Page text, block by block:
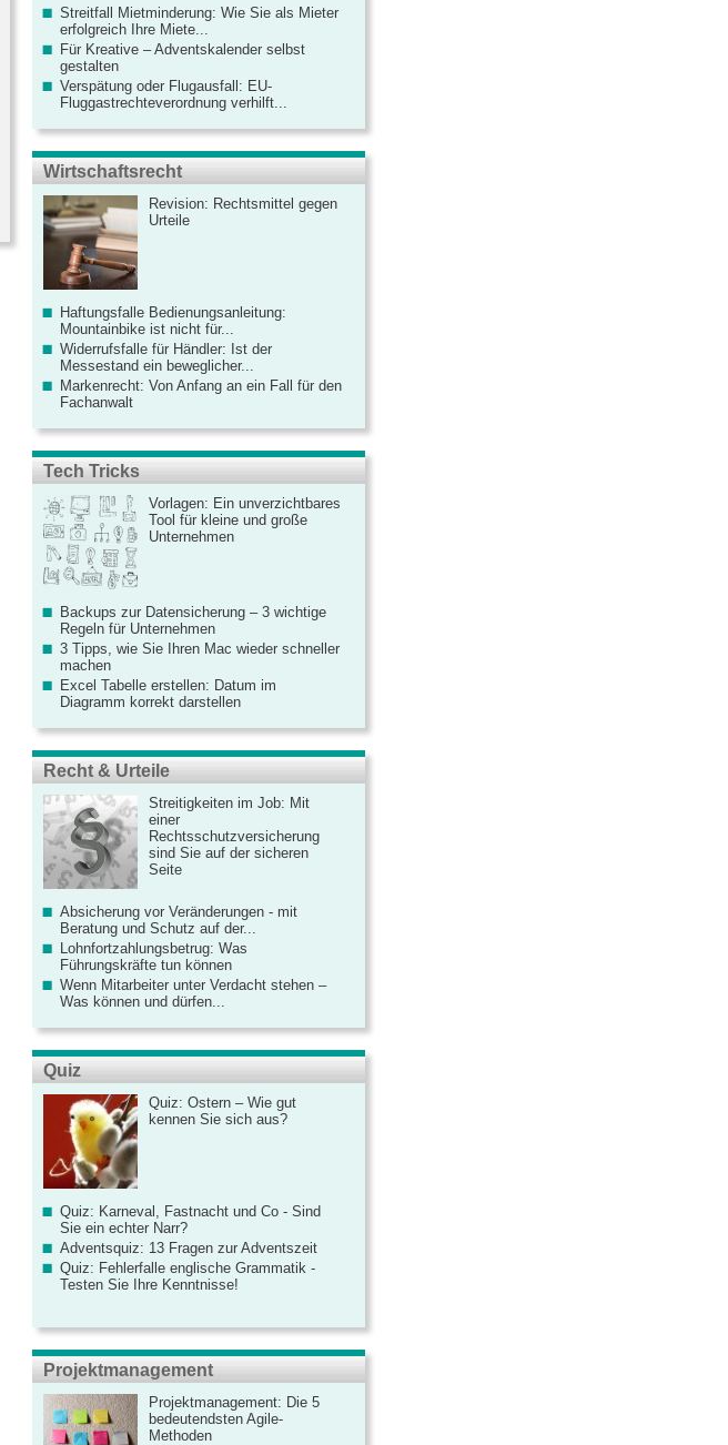
Streitfall Mietminderung: Wie Sie als Mieter
erfolgreich Ihre Miete...
Für Kreative – Adventskalender selbst
gestalten
Verspätung oder Flugausfall: EU-
Fluggastrechteverordnung verhilft...
Wirtschaftsrecht
Revision: Rechtsmittel gegen
Urteile
Haftungsfalle Bedienungsanleitung:
Mountainbike ist nicht für...
Widerrufsfalle für Händler: Ist der
Messestand ein beweglicher...
Markenrecht: Von Anfang an ein Fall für den
Fachanwalt
Tech Tricks
Vorlagen: Ein unverzichtbares
Tool für kleine und große
Unternehmen
Backups zur Datensicherung – 3 wichtige
Regeln für Unternehmen
3 Tipps, wie Sie Ihren Mac wieder schneller
machen
Excel Tabelle erstellen: Datum im
Diagramm korrekt darstellen
Recht & Urteile
Streitigkeiten im Job: Mit
einer
Rechtsschutzversicherung
sind Sie auf der sicheren
Seite
Absicherung vor Veränderungen - mit
Beratung und Schutz auf der...
Lohnfortzahlungsbetrug: Was
Führungskräfte tun können
Wenn Mitarbeiter unter Verdacht stehen –
Was können und dürfen...
Quiz
Quiz: Ostern – Wie gut
kennen Sie sich aus?
Quiz: Karneval, Fastnacht und Co - Sind
Sie ein echter Narr?
Adventsquiz: 13 Fragen zur Adventszeit
Quiz: Fehlerfalle englische Grammatik -
Testen Sie Ihre Kenntnisse!
Projektmanagement
Projektmanagement: Die 5
bedeutendsten Agile-
Methoden